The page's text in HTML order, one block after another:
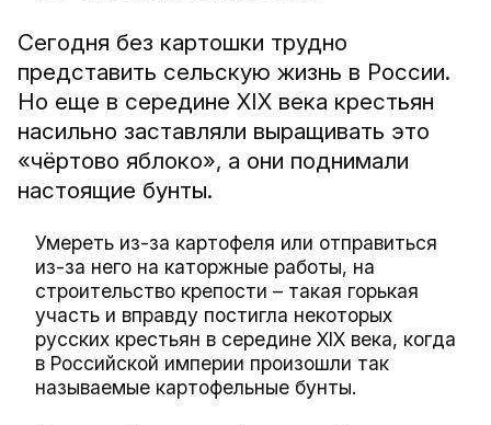
Сегодня без картошки трудно
представить сельскую жизнь в России.
Но еще в середине XIX века крестьян
насильно заставляли выращивать это
«чёртово яблоко», а они поднимали
настоящие бунты.
Умереть из-за картофеля или отправиться
из-за него на каторжные работы, на
строительство крепости – такая горькая
участь и вправду постигла некоторых
русских крестьян в середине XIX века, когда
в Российской империи произошли так
называемые картофельные бунты.